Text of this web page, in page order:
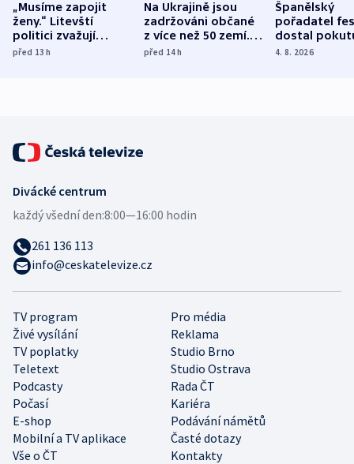
„Musíme zapojit
ženy.“ Litevští
politici zvažují
dohodu o
před 13h
Na Ukrajině jsou
zadržováni občané
z více než 50 zemí.
Bojovali na straně
před 14h
Španělský
pořadatel
dostal
nekalé
4. 8. 2026
TV program
Pro média
Živé vysílání
Reklama
TV poplatky
Studio Brno
Teletext
Studio Ostrava
Podcasty
Rada ČT
Počasí
Kariéra
E-shop
Podávání námětů
Mobilní a TV aplikace
Časté dotazy
Vše o ČT
Kontakty
Divácké centrum
každý všední den:8:00—16:00 hodin
261 136 113
info@ceskatelevize.cz